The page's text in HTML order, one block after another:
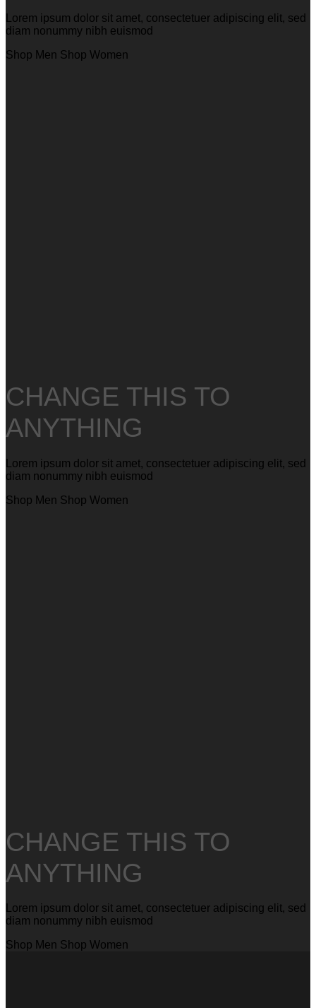
Lorem ipsum dolor sit amet, consectetuer adipiscing elit, sed
diam nonummy nibh euismod
Shop Men Shop Women
CHANGE THIS TO
ANYTHING
Lorem ipsum dolor sit amet, consectetuer adipiscing elit, sed
diam nonummy nibh euismod
Shop Men Shop Women
CHANGE THIS TO
ANYTHING
Lorem ipsum dolor sit amet, consectetuer adipiscing elit, sed
diam nonummy nibh euismod
Shop Men Shop Women